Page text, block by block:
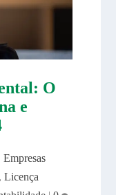
O
e
Empresas
, Licença